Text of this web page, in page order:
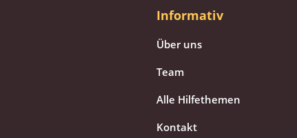
Informativ
Über uns
Team
Alle Hilfethemen
Kontakt